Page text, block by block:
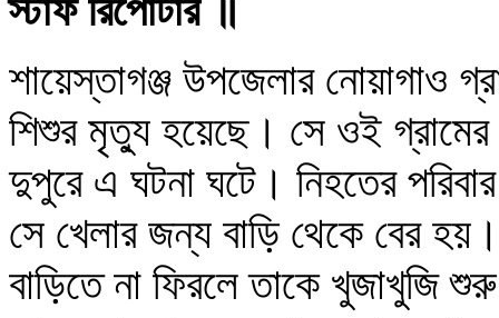
স্টাফ রিপোর্টার ॥
শায়েস্তাগঞ্জ উপজেলার নোয়াগাও
শিশুর মৃত্যু হয়েছে। সে ওই
দুপুরে এ ঘটনা ঘটে। নিহতের
সে খেলার জন্য বাড়ি থেকে বের
বাড়িতে না ফিরলে তাকে খুজাখুজি